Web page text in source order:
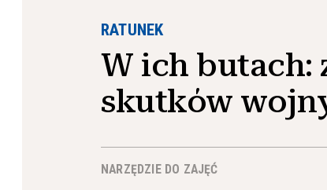
RATUNEK
W ich butach:
skutków
NARZĘDZIE DO ZAJĘĆ